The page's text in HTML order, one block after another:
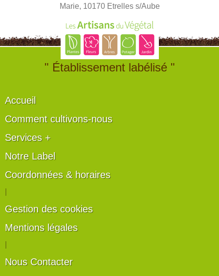
Marie, 10170 Etrelles s/Aube
" Établissement labélisé "
Accueil
Comment cultivons-nous
Services +
Notre Label
Coordonnées & horaires
Gestion des cookies
Mentions légales
Nous Contacter